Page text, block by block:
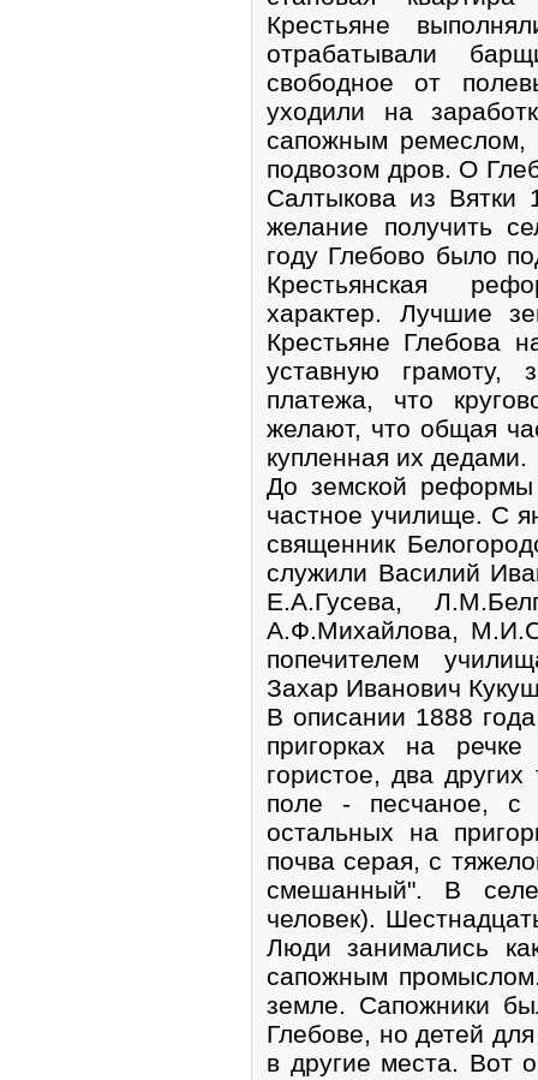
Крестьяне
отрабатывали
свободное от
уходили на
сапожным ремеслом,
подвозом дров. О
Салтыкова из
желание получить
году Глебово было
Крестьянская
характер. Лучшие
Крестьяне Глебова
уставную грамоту,
платежа, что
желают, что общая
купленная их дедами.
До земской реформы
частное училище. С
священник
служили Василий
Е.А.Гусева,
А.Ф.Михайлова,
попечителем
Захар Иванович
В описании 1888
пригорках на
гористое, два
поле - песчаное, с
остальных на
почва серая, с
смешанный". В
человек).
Люди занимались
сапожным
земле. Сапожники
Глебове, но детей
в другие места. Вот